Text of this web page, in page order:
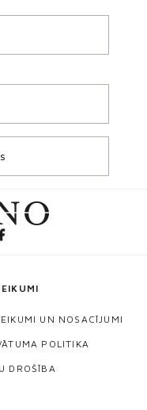
UN NOSACĪJUMI
POLITIKA
DROŠĪBA